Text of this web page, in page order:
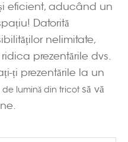
eficient, aducând un
Datorită
nelimitate,
prezentările dvs.
ți prezentările la un
lumină din tricotsă vă